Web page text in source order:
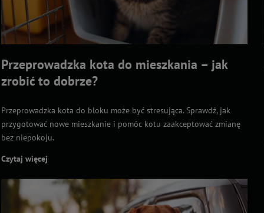
Przeprowadzka kota do mieszkania – jak
zrobić to dobrze?
Przeprowadzka kota do bloku może być stresująca. Sprawdź, jak
przygotować nowe mieszkanie i pomóc kotu zaakceptować zmianę
bez niepokoju.
Czytaj więcej